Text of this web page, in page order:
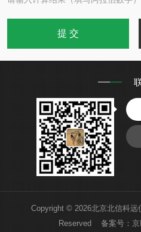
Copyright © 2026北京北信科
Reserved 备案号：